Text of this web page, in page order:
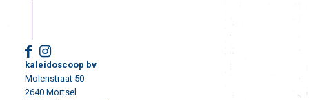
kaleidoscoop bv
Molenstraat 50
2640 Mortsel